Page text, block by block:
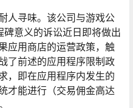
人寻味。该公司与游戏公
意义的诉讼近日即将做出
应用商店的运营政策，触
了前述的应用程序限制政
，即在应用程序内发生的
才能进行（交易佣金高达